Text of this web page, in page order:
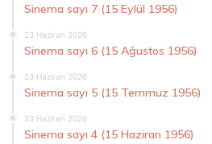
Sinema sayı 7 (15 Eylül 1956)
23 Haziran 2026
Sinema sayı 6 (15 Ağustos 1956)
23 Haziran 2026
Sinema sayı 5 (15 Temmuz 1956)
23 Haziran 2026
Sinema sayı 4 (15 Haziran 1956)